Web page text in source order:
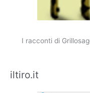
I racconti di
iltiro.it